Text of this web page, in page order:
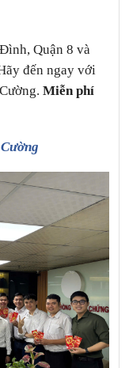
Quận 8 và
đến ngay với
Miễn phí